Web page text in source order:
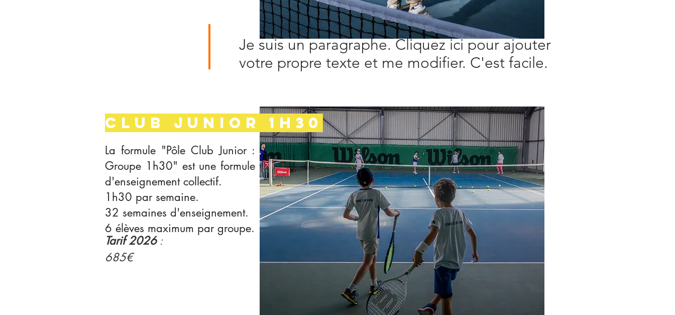
Je suis un paragraphe. Cliquez ici pour ajouter
votre propre texte et me modifier. C'est facile.
La formule "Pôle Club Junior :
Groupe 1h30" est une formule
d'enseignement collectif.
1h30 par semaine.
32 semaines d'enseignement.
6 élèves maximum par groupe.
CLUB JUNIOR 1h30
Tarif 2026:
685€